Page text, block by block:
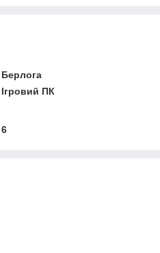
Берлога
Ігровий ПК
6